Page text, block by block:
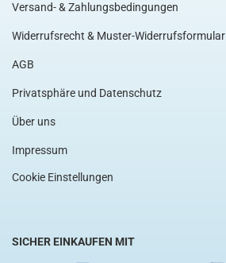
Versand- & Zahlungsbedingungen
Widerrufsrecht & Muster-Widerrufsformular
AGB
Privatsphäre und Datenschutz
Über uns
Impressum
Cookie Einstellungen
SICHER EINKAUFEN MIT